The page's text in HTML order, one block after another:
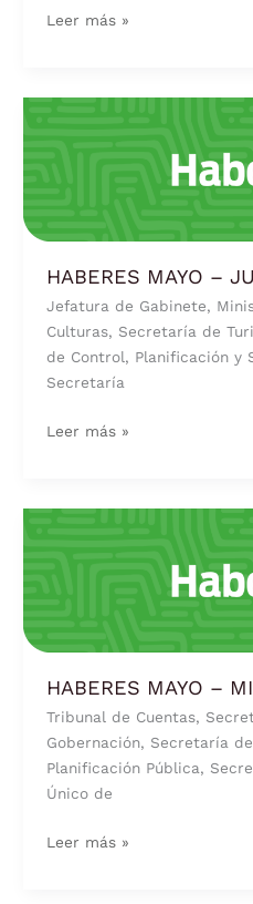
Leer más »
HABERES MAYO –
Jefatura de Gabinete,
Culturas, Secretaría de
de Control, Planificación y
Secretaría
Leer más »
HABERES MAYO –
Tribunal de Cuentas,
Gobernación, Secretaría
Planificación Pública,
Único de
Leer más »